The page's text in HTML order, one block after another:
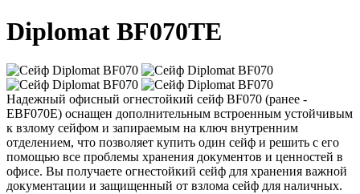
Diplomat BF070TE
Надежный офисный огнестойкий сейф BF070 (ранее -
EBF070E) оснащен дополнительным встроенным устойчивым
к взлому сейфом и запираемым на ключ внутренним
отделением, что позволяет купить один сейф и решить с его
помощью все проблемы хранения документов и ценностей в
офисе. Вы получаете огнестойкий сейф для хранения важной
документации и защищенный от взлома сейф для наличных.